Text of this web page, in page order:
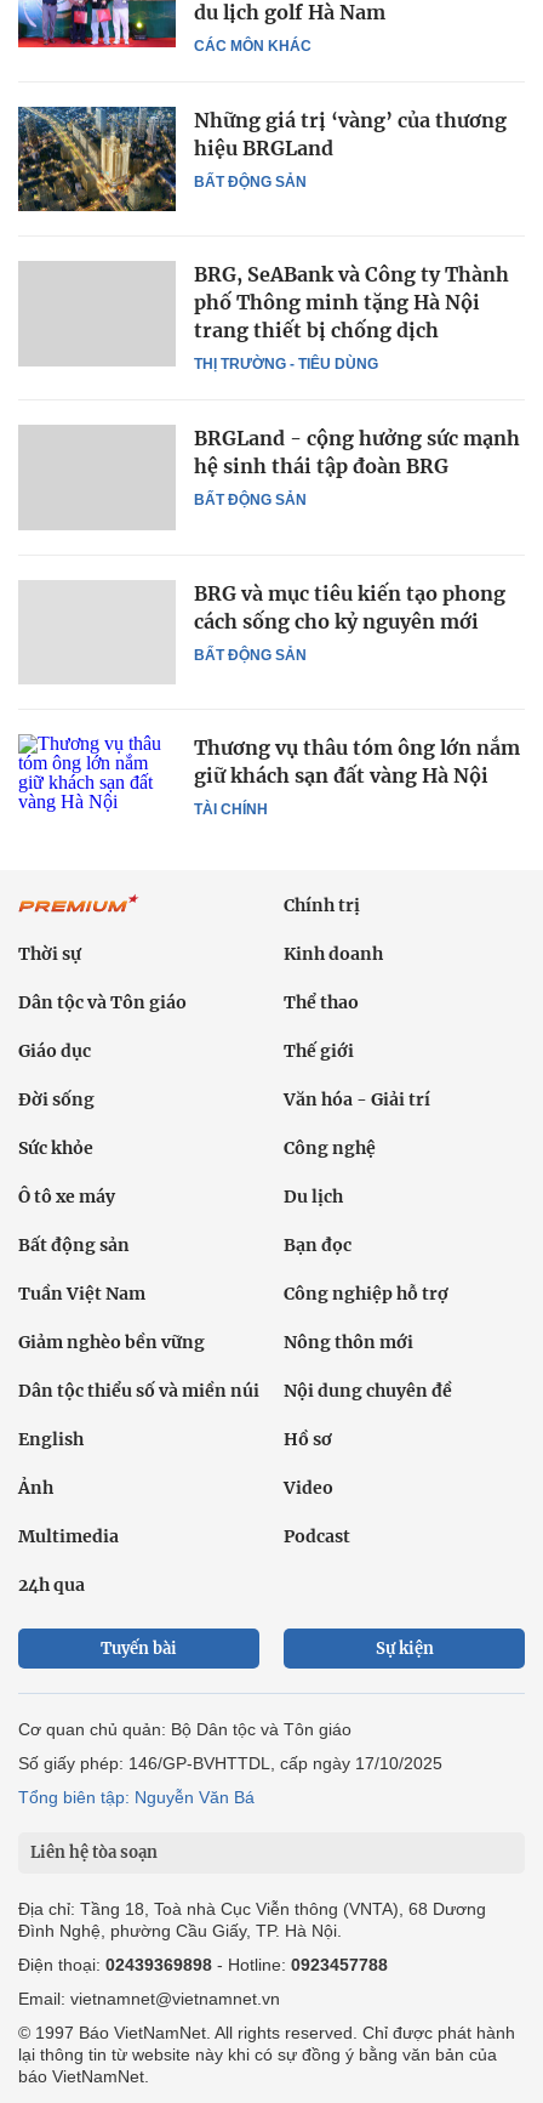
CÁC MÔN KHÁC
du lịch golf Hà Nam
BẤT ĐỘNG SẢN
Những giá trị ‘vàng’ của thương
hiệu BRGLand
THỊ TRƯỜNG - TIÊU DÙNG
BRG, SeABank và Công ty Thành
phố Thông minh tặng Hà Nội
trang thiết bị chống dịch
BẤT ĐỘNG SẢN
BRGLand - cộng hưởng sức mạnh
hệ sinh thái tập đoàn BRG
BẤT ĐỘNG SẢN
BRG và mục tiêu kiến tạo phong
cách sống cho kỷ nguyên mới
TÀI CHÍNH
Thương vụ thâu tóm ông lớn nắm
giữ khách sạn đất vàng Hà Nội
Chính trị
Thời sự Kinh doanh
Dân tộc và Tôn giáo Thể thao
Giáo dục Thế giới
Đời sống Văn hóa - Giải trí
Sức khỏe Công nghệ
Ô tô xe máy Du lịch
Bất động sản Bạn đọc
Tuần Việt Nam Công nghiệp hỗ trợ
Giảm nghèo bền vững Nông thôn mới
Dân tộc thiểu số và miền núi Nội dung chuyên đề
English Hồ sơ
Ảnh Video
Multimedia Podcast
24h qua
Tuyến bài Sự kiện
Cơ quan chủ quản: Bộ Dân tộc và Tôn giáo
Số giấy phép: 146/GP-BVHTTDL, cấp ngày 17/10/2025
Tổng biên tập: Nguyễn Văn Bá
Liên hệ tòa soạn
Địa chỉ: Tầng 18, Toà nhà Cục Viễn thông (VNTA), 68 Dương
Đình Nghệ, phường Cầu Giấy, TP. Hà Nội.
Điện thoại: 02439369898 - Hotline: 0923457788
Email: vietnamnet@vietnamnet.vn
© 1997 Báo VietNamNet. All rights reserved. Chỉ được phát hành
lại thông tin từ website này khi có sự đồng ý bằng văn bản của
báo VietNamNet.